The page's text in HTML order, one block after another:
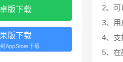
版下载
版下载
AppStore下载
2、可
3、用
4、支
5、在